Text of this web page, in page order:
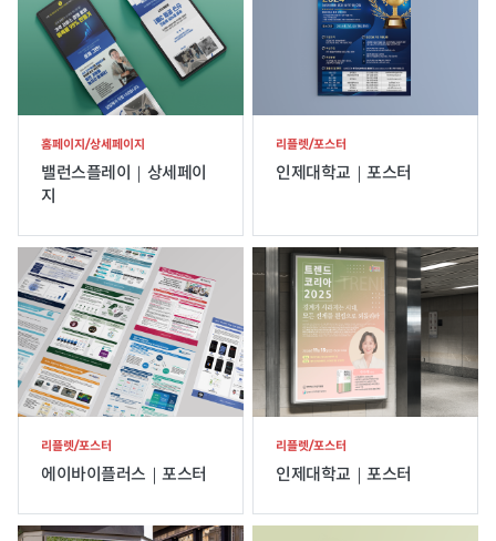
홈페이지/상세페이지
밸런스플레이｜상세페이
지
리플렛/포스터
인제대학교｜포스터
리플렛/포스터
에이바이플러스｜포스터
리플렛/포스터
인제대학교｜포스터